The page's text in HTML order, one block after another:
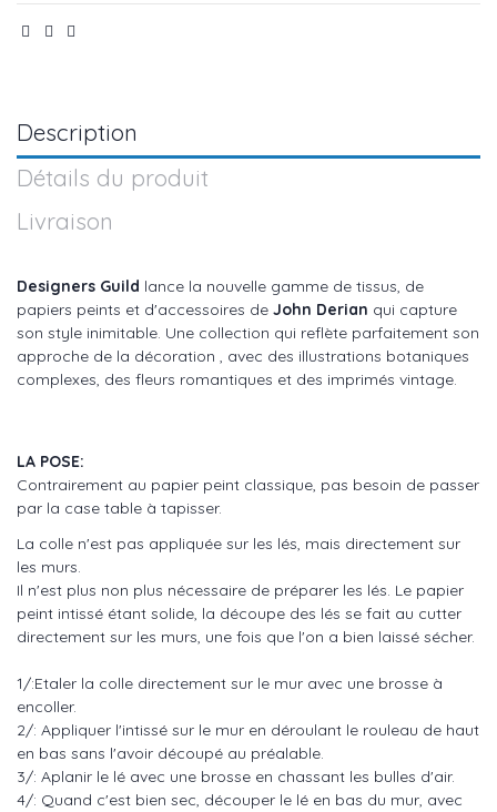
Description
Détails du produit
Livraison
Designers Guild lance la nouvelle gamme de tissus, de
papiers peints et d'accessoires de John Derian qui capture
son style inimitable. Une collection qui reflète parfaitement son
approche de la décoration , avec des illustrations botaniques
complexes, des fleurs romantiques et des imprimés vintage.
LA POSE:
Contrairement au papier peint classique, pas besoin de passer
par la case table à tapisser.
La colle n'est pas appliquée sur les lés, mais directement sur
les murs.
Il n'est plus non plus nécessaire de préparer les lés. Le papier
peint intissé étant solide, la découpe des lés se fait au cutter
directement sur les murs, une fois que l'on a bien laissé sécher.
1/:Etaler la colle directement sur le mur avec une brosse à
encoller.
2/: Appliquer l'intissé sur le mur en déroulant le rouleau de haut
en bas sans l'avoir découpé au préalable.
3/: Aplanir le lé avec une brosse en chassant les bulles d'air.
4/: Quand c'est bien sec, découper le lé en bas du mur, avec